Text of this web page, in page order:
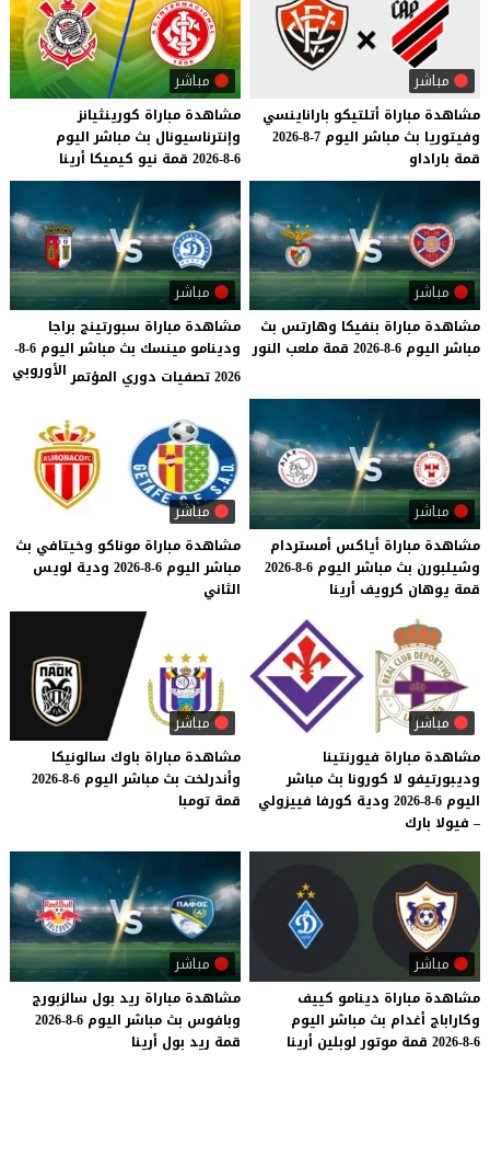
مباشر
مشاهدة مباراة أتلتيكو باراناينسي
وفيتوريا بث مباشر اليوم 7-8-2026
قمة باراداو
مباشر
مشاهدة مباراة كورينثيانز
وإنترناسيونال بث مباشر اليوم
6-8-2026
قمة نيو كيميكا أرينا
مباشر
مشاهدة مباراة بنفيكا وهارتس بث
مباشر اليوم 6-8-2026 قمة ملعب النور
مباشر
مشاهدة مباراة سبورتينج براجا
ودينامو مينسك بث مباشر اليوم 6-8-
2026 تصفيات دوري المؤتمر
الأوروبي
مباشر
مشاهدة مباراة أياكس أمستردام
وشيلبورن بث مباشر اليوم 6-8-2026
قمة يوهان كرويف أرينا
مباشر
مشاهدة مباراة موناكو وخيتافي بث
مباشر اليوم 6-8-2026 ودية لويس
الثاني
مباشر
مشاهدة مباراة فيورنتينا
وديبورتيفو لا كورونا بث مباشر
اليوم 6-8-2026 ودية كورفا فييزولي
– فيولا بارك
مباشر
مشاهدة مباراة باوك سالونيكا
وأندرلخت بث مباشر اليوم 6-8-2026
قمة تومبا
مباشر
مشاهدة مباراة دينامو كييف
وكاراباج أغدام بث مباشر اليوم
6-8-2026
قمة موتور لوبلين أرينا
مباشر
مشاهدة مباراة ريد بول سالزبورج
وبافوس بث مباشر اليوم 6-8-2026
قمة ريد بول أرينا